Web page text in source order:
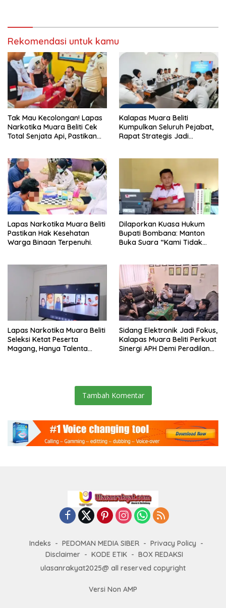
Rekomendasi untuk kamu
Tak Mau Kecolongan! Lapas
Narkotika Muara Beliti Cek
Total Senjata Api, Pastikan
Kalapas Muara Beliti
Kumpulkan Seluruh Pejabat,
Rapat Strategis Jadi
Lapas Narkotika Muara Beliti
Pastikan Hak Kesehatan
Warga Binaan Terpenuhi.
Dilaporkan Kuasa Hukum
Bupati Bombana: Manton
Buka Suara “Kami Tidak
Lapas Narkotika Muara Beliti
Seleksi Ketat Peserta
Magang, Hanya Talenta
Sidang Elektronik Jadi Fokus,
Kalapas Muara Beliti Perkuat
Sinergi APH Demi Peradilan
Tambah Komentar
Indeks PEDOMAN MEDIA SIBER
Privacy Policy
Disclaimer
KODE ETIK
BOX REDAKSI
ulasanrakyat2025@ all reserved copyright
Versi Non AMP